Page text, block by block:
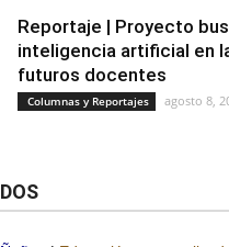
Reportaje | Proyecto
inteligencia artificial en
futuros docentes
Columnas y Reportajes agosto 8,